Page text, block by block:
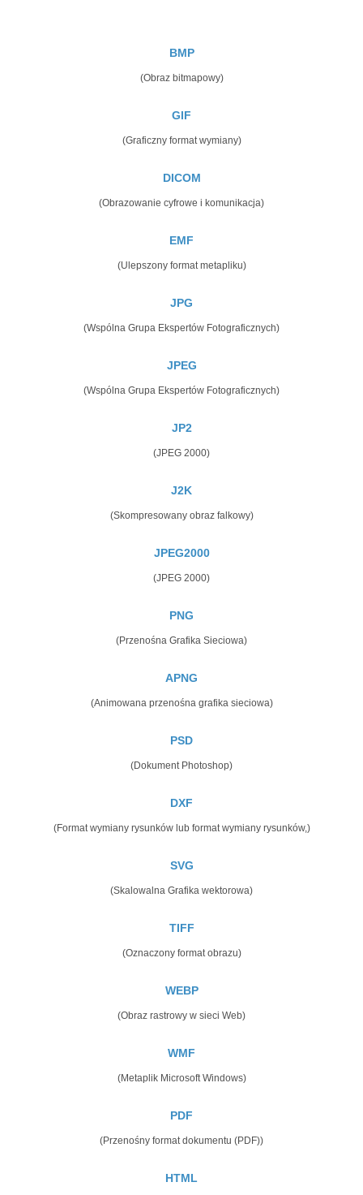
BMP
(Obraz bitmapowy)
GIF
(Graficzny format wymiany)
DICOM
(Obrazowanie cyfrowe i komunikacja)
EMF
(Ulepszony format metapliku)
JPG
(Wspólna Grupa Ekspertów Fotograficznych)
JPEG
(Wspólna Grupa Ekspertów Fotograficznych)
JP2
(JPEG 2000)
J2K
(Skompresowany obraz falkowy)
JPEG2000
(JPEG 2000)
PNG
(Przenośna Grafika Sieciowa)
APNG
(Animowana przenośna grafika sieciowa)
PSD
(Dokument Photoshop)
DXF
(Format wymiany rysunków lub format wymiany rysunków,)
SVG
(Skalowalna Grafika wektorowa)
TIFF
(Oznaczony format obrazu)
WEBP
(Obraz rastrowy w sieci Web)
WMF
(Metaplik Microsoft Windows)
PDF
(Przenośny format dokumentu (PDF))
HTML